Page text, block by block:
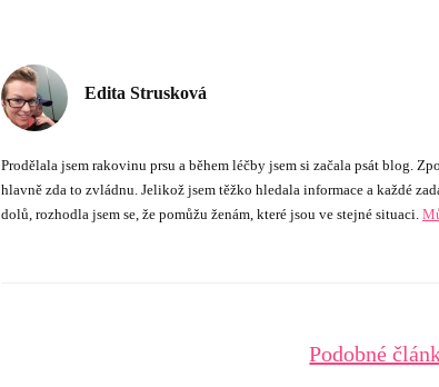
Edita Strusková
Prodělala jsem rakovinu prsu a během léčby jsem si začala psát blog.
hlavně zda to zvládnu. Jelikož jsem těžko hledala informace a každé
dolů, rozhodla jsem se, že pomůžu ženám, které jsou ve stejné situaci.
Podobné